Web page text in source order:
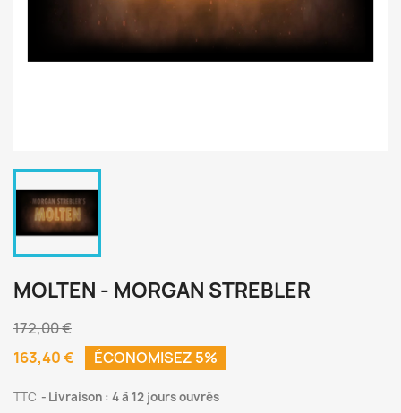
MOLTEN - MORGAN STREBLER
172,00 €
163,40 €
ÉCONOMISEZ 5%
TTC Livraison : 4 à 12 jours ouvrés